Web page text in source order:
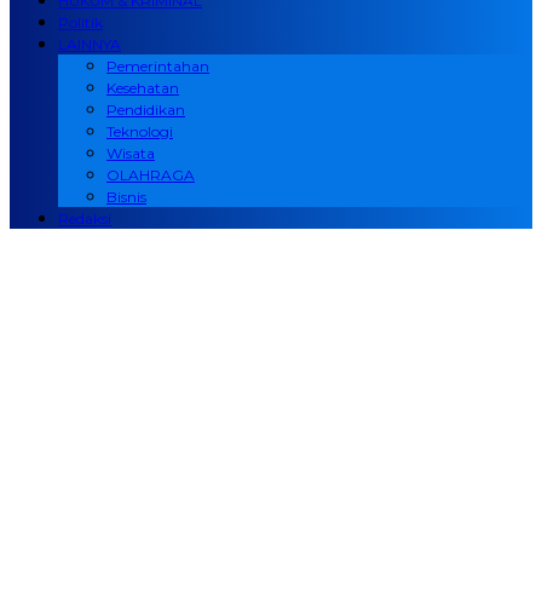
Politik
LAINNYA
Pemerintahan
Kesehatan
Pendidikan
Teknologi
Wisata
OLAHRAGA
Bisnis
Redaksi